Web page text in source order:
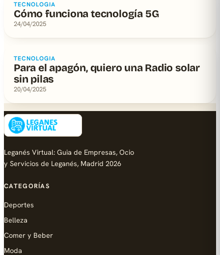
TECNOLOGIA
Cómo funciona tecnología 5G
24/04/2025
TECNOLOGIA
Para el apagón, quiero una Radio solar
sin pilas
20/04/2025
Leganés Virtual: Guia de Empresas, Ocio
y Servicios de Leganés, Madrid 2026
CATEGORÍAS
Deportes
Belleza
Comer y Beber
Moda